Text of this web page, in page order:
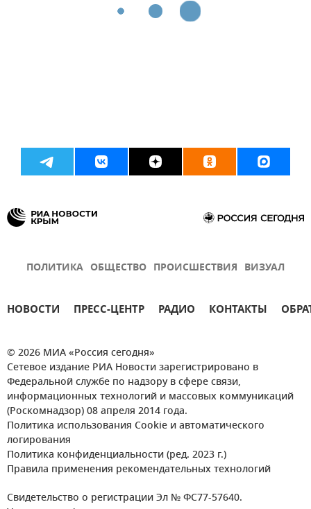
ПОЛИТИКА ОБЩЕСТВО ПРОИСШЕСТВИЯ ВИЗУАЛ
НОВОСТИ ПРЕСС-ЦЕНТР РАДИО КОНТАКТЫ
© 2026 МИА «Россия сегодня»
Сетевое издание РИА Новости зарегистрировано в
Федеральной службе по надзору в сфере связи,
информационных технологий и массовых коммуникаций
(Роскомнадзор) 08 апреля 2014 года.
Политика использования Cookie и автоматического
логирования
Политика конфиденциальности (ред. 2023 г.)
Правила применения рекомендательных технологий
Свидетельство о регистрации Эл № ФС77-57640.